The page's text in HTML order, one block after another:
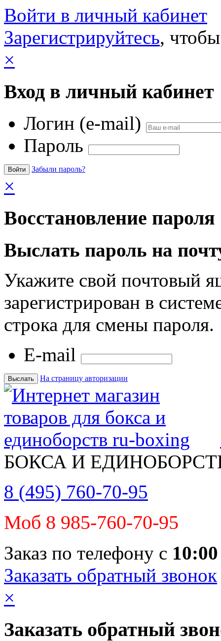
Войти в личный кабинет
Зарегистрируйтесь,
×
Вход в личный кабинет
Логин (e-mail)
Пароль
Забыли пароль?
×
Восстановление пароля
Выслать пароль на
Укажите свой почтовый
зарегистрирован в
строка для смены пароля.
E-mail
На страницу авторизации
БОКСА И
8 (495) 760-70-95
Моб 8 985-760-70-95
Заказ по телефону с 10:00
Заказать обратный звонок
×
Заказать обратный